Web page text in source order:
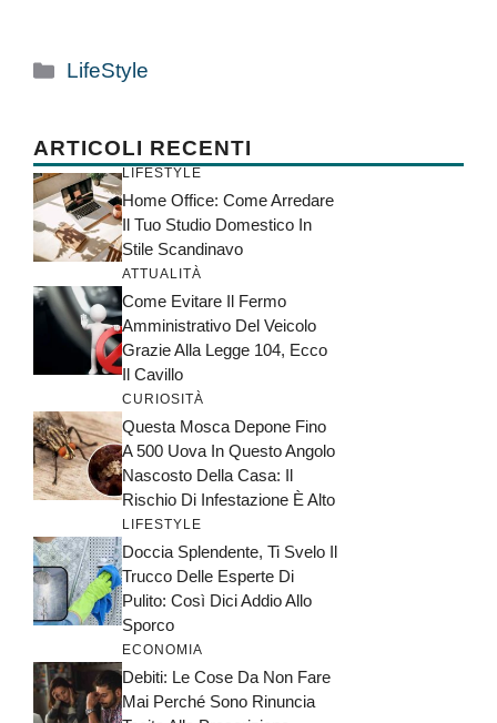
Categorie
LifeStyle
ARTICOLI RECENTI
LIFESTYLE
Home Office: Come Arredare
Il Tuo Studio Domestico In
Stile Scandinavo
ATTUALITÀ
Come Evitare Il Fermo
Amministrativo Del Veicolo
Grazie Alla Legge 104, Ecco
Il Cavillo
CURIOSITÀ
Questa Mosca Depone Fino
A 500 Uova In Questo Angolo
Nascosto Della Casa: Il
Rischio Di Infestazione È Alto
LIFESTYLE
Doccia Splendente, Ti Svelo Il
Trucco Delle Esperte Di
Pulito: Così Dici Addio Allo
Sporco
ECONOMIA
Debiti: Le Cose Da Non Fare
Mai Perché Sono Rinuncia